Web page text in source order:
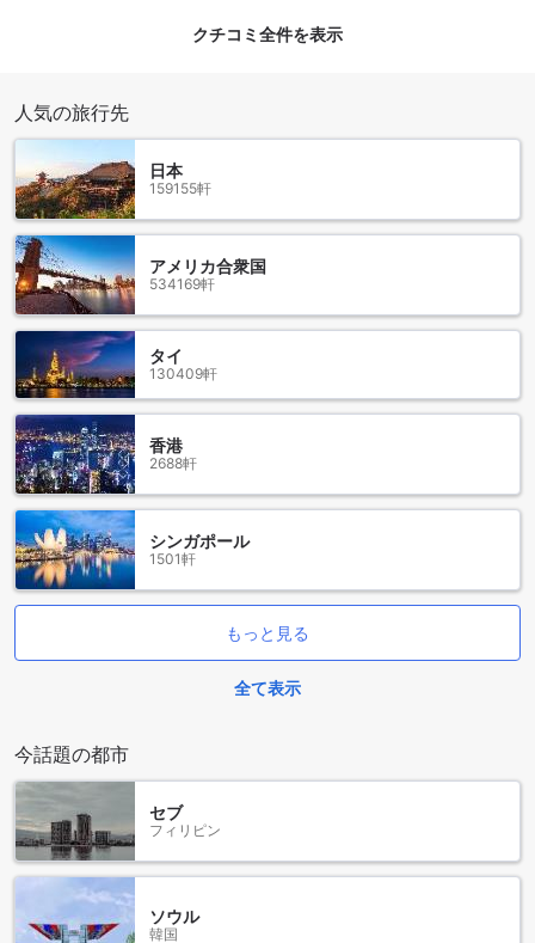
スタンダードダブルルームは23平方メートルで、ダブルベッ
す。スタンダードシングルルームは21平方メートルで、シン
グルベッドが用意されています。スタンダードトリプルルー
ムは38平方メートルで、シングルベッド3台が設置されてい
ます。Agodaでこれらのお部屋を予約することで、最高の価
格と簡単で手間のかからない体験をお約束いたします。
ウィーンの魅力を満喫できるファボリーテン
ファボリーテンは、ウィーンの中心部に位置する魅力的なホ
テルです。周辺には多くの観光名所やショッピングエリアが
あり、滞在中に充実した時間を過ごすことができます。ホテ
ルから徒歩圏内にはウィーン国立歌劇場やベルヴェデーレ宮
殿などの歴史的な建造物があり、歴史や文化に興味がある方
には特におすすめです。また、近くには多くのレストランや
カフェがあり、オーストリアの伝統的な料理や美味しいコー
ヒーを楽しむことができます。ファボリーテンでは、快適な
客室と親切なスタッフが皆様をお出迎えし、ウィーンでの滞
在をより一層特別なものにしてくれます。
アリオン シティホテル & アパートメント ウィーンへのアクセ
ス方法
ウィーンにあるアリオン シティホテル & アパートメント ウィ
ーンへの最寄りの空港からのアクセス方法をご紹介します。
ウィーンには2つの主要な空港があります。ウィーン国際空港
ウィーン国際空港からアリオン シティホテル & アパートメン
ト ウィーンへは、公共交通機関を利用することができます。
空港から市内へのアクセスには、空港バスや電車が便利で
す。ウィーン国際空港からファボリーテン地区へは、Sバーン
（S-Bahn）を利用することができます。S7号線に乗り、ファ
ボリーテン駅で下車します。アリオン シティホテル & アパー
トメント ウィーンは、ファボリーテン駅から徒歩で約10分の
場所に位置しています。
クチコミ全件を表示
人気の旅行先
日本
159155軒
アメリカ合衆国
534169軒
タイ
130409軒
香港
2688軒
シンガポール
1501軒
もっと見る
全て表示
今話題の都市
セブ
フィリピン
ソウル
韓国